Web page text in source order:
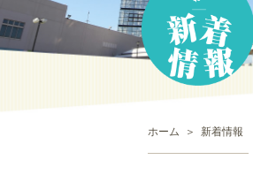
ホーム 新着情報